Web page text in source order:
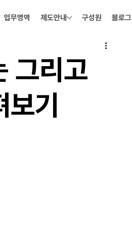
업무영역 제도안내 구성원 블로그
그리고
기